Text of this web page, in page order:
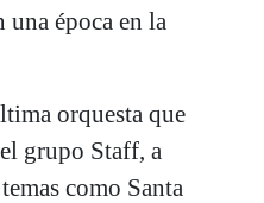
época en la
orquesta que
grupo Staff, a
como Santa